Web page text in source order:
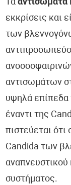
Τααντισώματα
εκκρίσεις και
των
αντισωμάτων
υψηλά
έναντι της
πιστεύεται
Candida των
αναπνευστικού
συστήματος.